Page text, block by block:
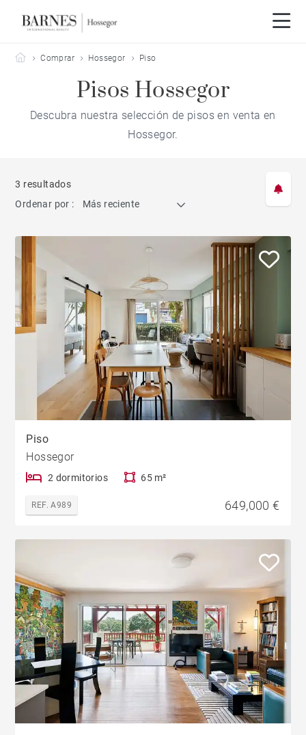
Barnes Hossegor
Comprar Hossegor Piso
Pisos Hossegor
Descubra nuestra selección de pisos en venta en
Hossegor.
3 resultados
Ordenar por :
Más reciente
Piso
Hossegor
2 dormitorios 65 m²
REF. A989 649,000 €